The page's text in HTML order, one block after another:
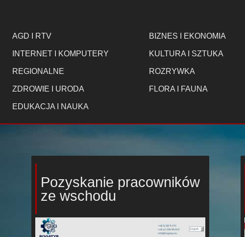
AGD I RTV BIZNES I EKONOMIA
INTERNET I KOMPUTERY KULTURA I SZTUKA
REGIONALNE ROZRYWKA
ZDROWIE I URODA FLORA I FAUNA
EDUKACJA I NAUKA
Pozyskanie pracowników
ze wschodu